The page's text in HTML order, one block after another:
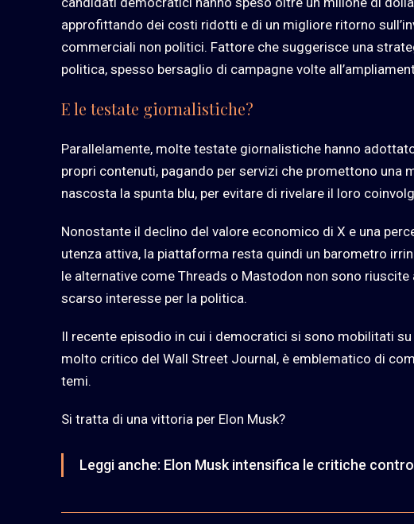
approfittando dei costi ridotti e di un migliore ritorno
commerciali non politici. Fattore che suggerisce una
politica, spesso bersaglio di campagne volte
E le testate giornalistiche?
Parallelamente, molte testate giornalistiche hanno
propri contenuti, pagando per servizi che promettono una
nascosta la spunta blu, per evitare di rivelare il loro
Nonostante il declino del valore economico di X e una
utenza attiva, la piattaforma resta quindi un barometro
le alternative come Threads o Mastodon non sono
scarso interesse per la politica.
Il recente episodio in cui i democratici si sono mobilitati
molto critico del Wall Street Journal, è emblematico di
temi.
Si tratta di una vittoria per Elon Musk?
Leggi anche: Elon Musk intensifica le critiche contro